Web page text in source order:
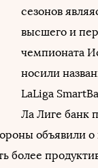
сезонов
высшего и
чемпионата
носили
LaLiga
Ла Лиге банк
объявили
более